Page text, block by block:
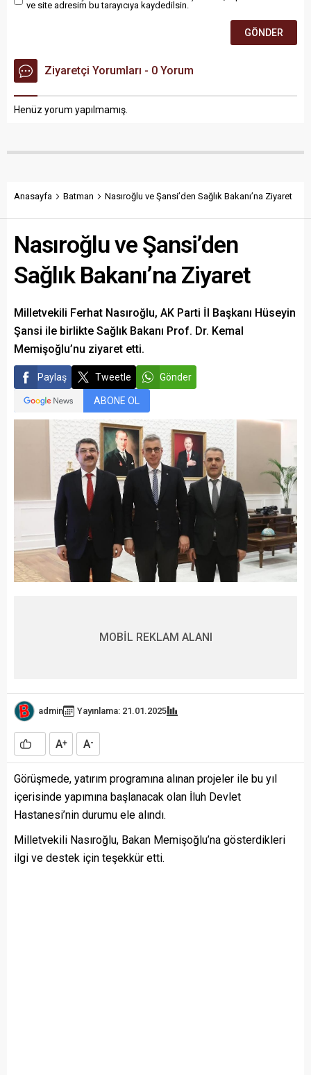
ve site adresim bu tarayıcıya kaydedilsin.
Ziyaretçi Yorumları - 0 Yorum
Henüz yorum yapılmamış.
Anasayfa Batman Nasıroğlu ve Şansi’den Sağlık Bakanı’na Ziyaret
Nasıroğlu ve Şansi’den
Sağlık Bakanı’na Ziyaret
Milletvekili Ferhat Nasıroğlu, AK Parti İl Başkanı Hüseyin
Şansi ile birlikte Sağlık Bakanı Prof. Dr. Kemal
Memişoğlu’nu ziyaret etti.
Paylaş Tweetle Gönder
ABONE OL
MOBİL REKLAM ALANI
admin Yayınlama: 21.01.2025
A+ A-
Görüşmede, yatırım programına alınan projeler ile bu yıl
içerisinde yapımına başlanacak olan İluh Devlet
Hastanesi’nin durumu ele alındı.
Milletvekili Nasıroğlu, Bakan Memişoğlu’na gösterdikleri
ilgi ve destek için teşekkür etti.